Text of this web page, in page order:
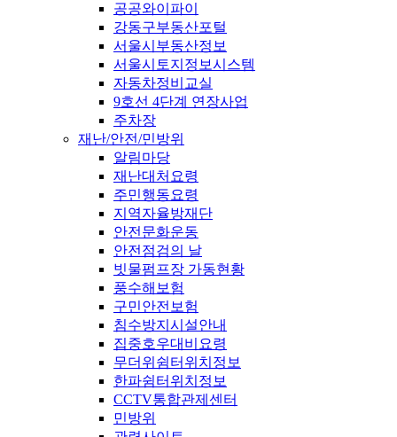
공공와이파이
강동구부동산포털
서울시부동산정보
서울시토지정보시스템
자동차정비교실
9호선 4단계 연장사업
주차장
재난/안전/민방위
알림마당
재난대처요령
주민행동요령
지역자율방재단
안전문화운동
안전점검의 날
빗물펌프장 가동현황
풍수해보험
구민안전보험
침수방지시설안내
집중호우대비요령
무더위쉼터위치정보
한파쉼터위치정보
CCTV통합관제센터
민방위